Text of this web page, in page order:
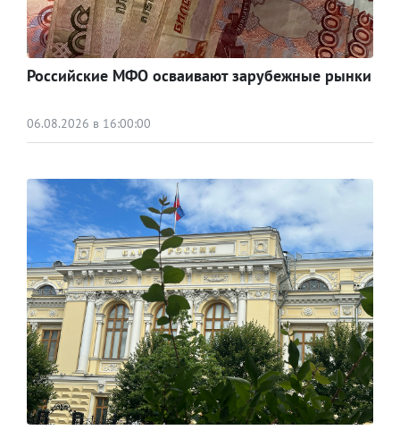
Российские МФО осваивают зарубежные рынки
06.08.2026 в 16:00:00